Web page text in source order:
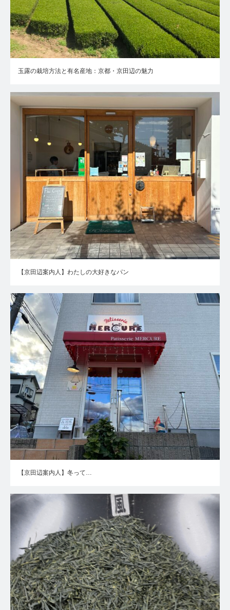
玉露の栽培方法と有名産地：京都・京田辺の魅力
【京田辺案内人】わたしの大好きなパン
【京田辺案内人】冬って…